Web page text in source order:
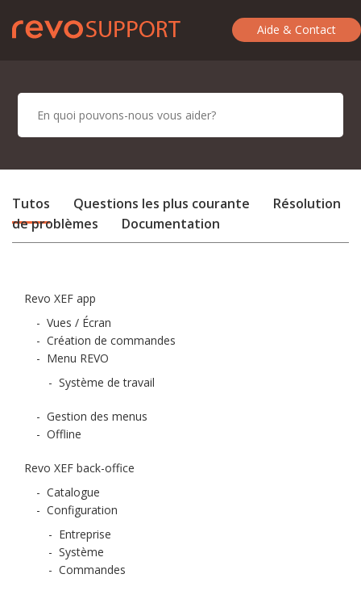
Aide & Contact
Tutos Questions les plus courante
Résolution
de problèmes
Documentation
Revo XEF app
- Vues / Écran
- Création de commandes
- Menu REVO
- Système de travail
- Gestion des menus
- Offline
Revo XEF back-office
- Catalogue
- Configuration
- Entreprise
- Système
- Commandes